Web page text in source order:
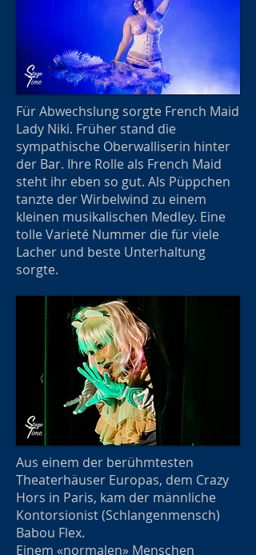
Für Abwechslung sorgte French Maid
Lady Niki. Früher stand die
sympathische Oberwalliserin hinter
der Bar. Ihre Rolle als French Maid
steht ihr eben so gut. Als Püppchen
tanzte der Wirbelwind zu einem
kleinen musikalischen Medley. Eine
tolle Varieté Nummer die für viele
Lacher und beste Unterhaltung
sorgte.
Aus einem der berühmtesten
Theaterhäuser Europas, dem Crazy
Hors in Paris, kam der männliche
Kontorsionist (Schlangenmensch)
Babou Flex.
Einem «normalen» Menschen